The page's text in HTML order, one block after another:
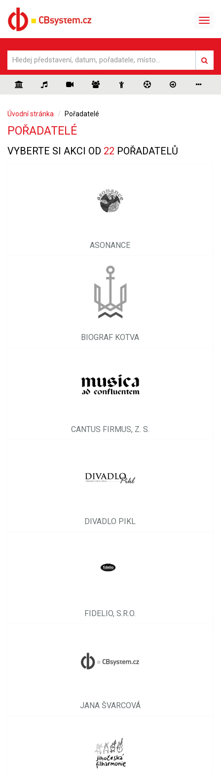
Úvodní stránka Pořadatelé
POŘADATELÉ
VYBERTE SI AKCI OD 22 POŘADATELŮ
ASONANCE
BIOGRAF KOTVA
CANTUS FIRMUS, Z. S.
DIVADLO PIKL
FIDELIO, S.R.O.
JANA ŠVARCOVÁ